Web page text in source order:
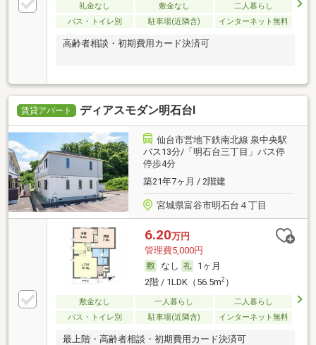
礼金なし 敷金なし
二人暮らし
バス・トイレ別
駐車場(近隣含) インターネット無料
高齢者相談・初期費用カード決済可
賃貸アパート ディアスモダン明石台Ⅰ
仙台市営地下鉄南北線 泉中央駅
バス13分/「明石台三丁目」バス停
停歩4分
築21年7ヶ月 / 2階建
宮城県富谷市明石台４丁目
6.20万円
管理費5,000円
なし
1ヶ月
2階 / 1LDK（56.5m2）
敷金なし 一人暮らし
二人暮らし
バス・トイレ別
駐車場(近隣含) インターネット無料
最上階・高齢者相談・初期費用カード決済可